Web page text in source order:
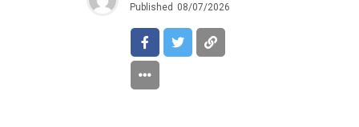
Published 08/07/2026